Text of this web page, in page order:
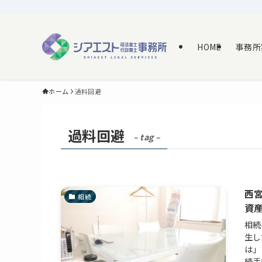
HOME 事務
ホーム 過料回避
過料回避 – tag –
相続
西
資
相
生
は